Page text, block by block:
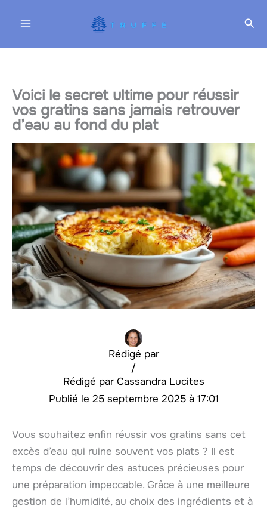
Voici le secret ultime pour réussir
vos gratins sans jamais retrouver
d’eau au fond du plat
Rédigé par
Cassandra Lucites
/
25 septembre 2025 à 17:01
Vous souhaitez enfin réussir vos gratins sans cet
excès d’eau qui ruine souvent vos plats ? Il est
temps de découvrir des astuces précieuses pour
une préparation impeccable. Grâce à une meilleure
gestion de l’humidité, au choix des ingrédients et à